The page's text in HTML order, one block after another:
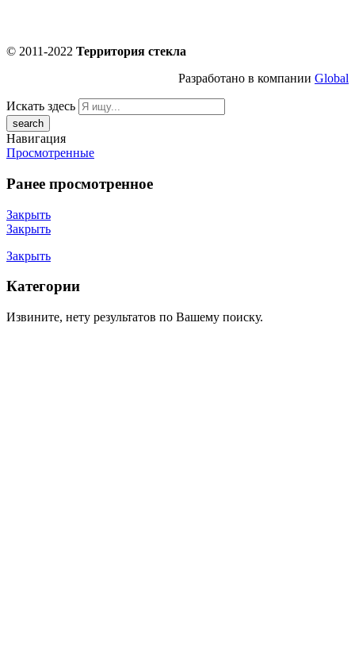
© 2011-2022 Территория стекла
Разработано в компании Global
Искать здесь
Навигация
Просмотренные
Ранее просмотренное
Закрыть
Закрыть
Закрыть
Категории
Извините, нету результатов по Вашему поиску.